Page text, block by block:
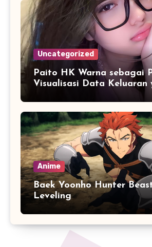
Uncategorized
Paito HK Warna sebagai
Visualisasi Data Keluaran
Anime
Baek Yoonho Hunter
Leveling